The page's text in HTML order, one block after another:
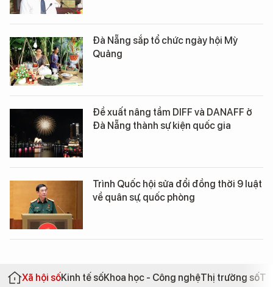
Đà Nẵng sắp tổ chức ngày hội Mỳ
Quảng
Đề xuất nâng tầm DIFF và DANAFF ở
Đà Nẵng thành sự kiện quốc gia
Trình Quốc hội sửa đổi đồng thời 9 luật
về quân sự, quốc phòng
Xã hội sốKinh tế sốKhoa học - Công nghệThị trường số